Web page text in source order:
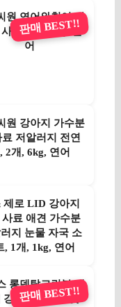
원 연어와청어 강
료, 1개, 6kg, 연
어
판매 BEST!!
원 강아지 가수분
저알러지 전연
2개, 6kg, 연어
제로 LID 강아지
사료 애견 가수분
지 눈물 자국 소
, 1개, 1kg, 연어
롱덴탈크린볼 덴
강아지간식 트릿
판매 BEST!!